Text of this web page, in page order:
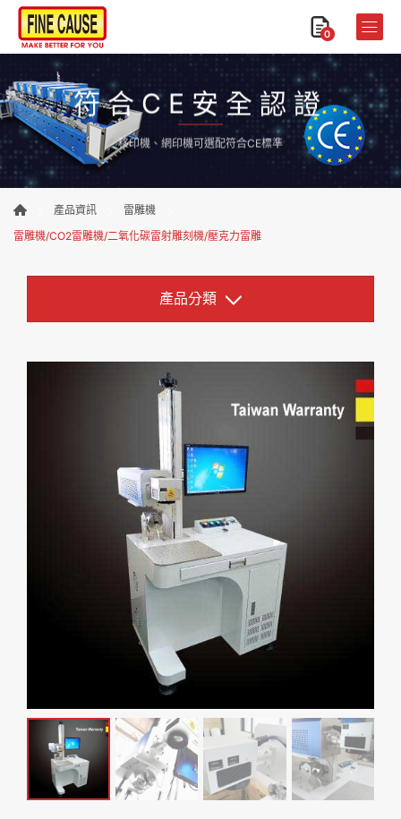
0
符合CE安全認證
移印機、網印機可選配符合CE標準
產品資訊
雷雕機
雷雕機/CO2雷雕機/二氧化碳雷射雕刻機/壓克力雷雕
產品分類